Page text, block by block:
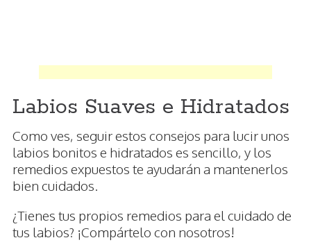
Labios Suaves e Hidratados
Como ves, seguir estos consejos para lucir unos
labios bonitos e hidratados es sencillo, y los
remedios expuestos te ayudarán a mantenerlos
bien cuidados.
¿Tienes tus propios remedios para el cuidado de
tus labios? ¡Compártelo con nosotros!